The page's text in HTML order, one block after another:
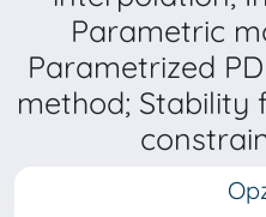
Parametric
Parametrized
method; Stability